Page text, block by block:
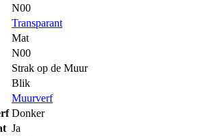
N00
Transparant
Mat
N00
Strak op de Muur
Blik
Muurverf
Donker
Ja